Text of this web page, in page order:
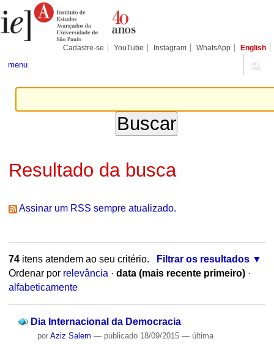
para
conteúdo.
Pessoais
Cadastre-se YouTube Instagram WhatsApp English
menu
Resultado da busca
Assinar um RSS sempre atualizado.
74itens atendem ao seu critério.
Filtrar os resultados
Ordenar por relevância · data (mais recente primeiro) ·
alfabeticamente
Dia Internacional da Democracia
por Aziz Salem — publicado18/09/2015 — última